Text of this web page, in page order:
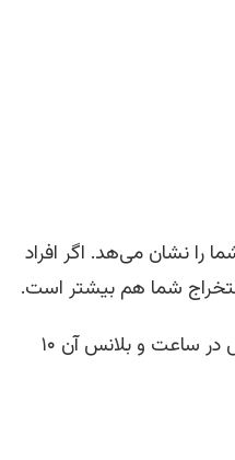
را نشان می‌هد. اگر افراد
شما هم بیشتر است.
در تصویر زیر نرخ استخراج ۸ آیس در ساعت و بلانس آن ۱۰